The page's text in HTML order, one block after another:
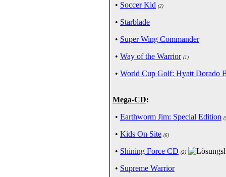
• Soccer Kid (2)
• Starblade
• Super Wing Commander
• Way of the Warrior (1)
• World Cup Golf: Hyatt Dorado
Mega-CD:
• Earthworm Jim: Special Edition
• Kids On Site (6)
• Shining Force CD (2)
• Supreme Warrior